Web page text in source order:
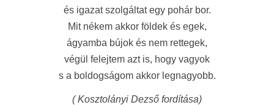
és igazat szolgáltat egy pohár bor.
Mit nékem akkor földek és egek,
ágyamba bújok és nem rettegek,
végül felejtem azt is, hogy vagyok
s a boldogságom akkor legnagyobb.
( Kosztolányi Dezső fordítása)